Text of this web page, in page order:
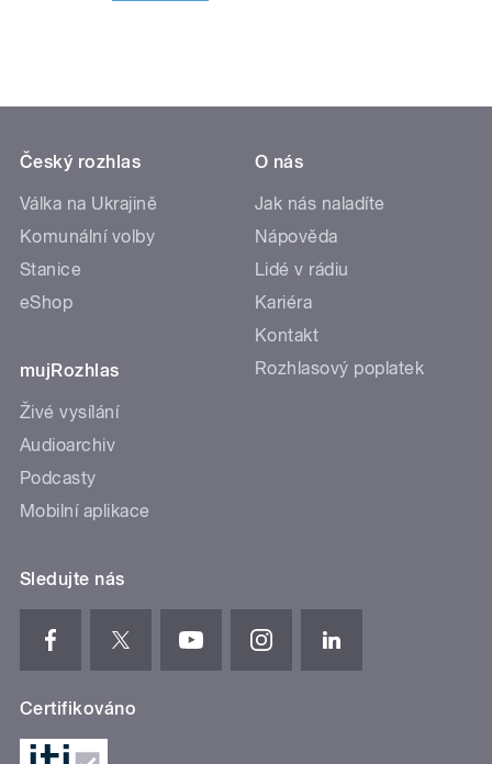
Český rozhlas
Válka na Ukrajině
Komunální volby
Stanice
eShop
mujRozhlas
Živé vysílání
Audioarchiv
Podcasty
Mobilní aplikace
O nás
Jak nás naladíte
Nápověda
Lidé v rádiu
Kariéra
Kontakt
Rozhlasový poplatek
Sledujte nás
Certifikováno